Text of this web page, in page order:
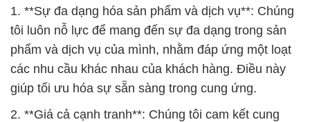
1. **Sự đa dạng hóa sản phẩm và dịch vụ**: Chúng
tôi luôn nỗ lực để mang đến sự đa dạng trong sản
phẩm và dịch vụ của mình, nhằm đáp ứng một loạt
các nhu cầu khác nhau của khách hàng. Điều này
giúp tối ưu hóa sự sẵn sàng trong cung ứng.
2. **Giá cả cạnh tranh**: Chúng tôi cam kết cung